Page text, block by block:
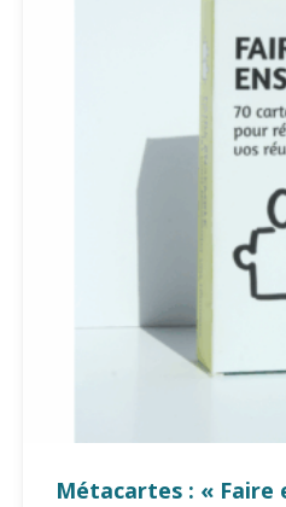
Métacartes : « Faire